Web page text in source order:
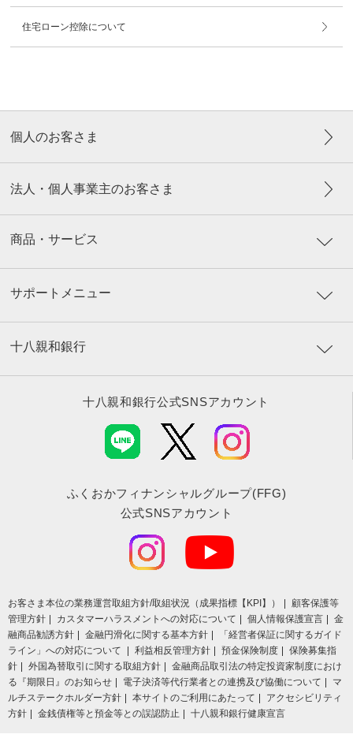
住宅ローン控除について
個人のお客さま
法人・個人事業主のお客さま
商品・サービス
サポートメニュー
十八親和銀行
十八親和銀行公式SNSアカウント
ふくおかフィナンシャルグループ(FFG)
公式SNSアカウント
お客さま本位の業務運営取組⽅針/取組状況（成果指標【KPI】）
顧客保護等
管理方針
カスタマーハラスメントへの対応について 個人情報保護宣言
金
融商品勧誘方針
金融円滑化に関する基本方針
「経営者保証に関するガイド
ライン」への対応について
利益相反管理方針 預金保険制度
保険募集指
針
外国為替取引に関する取組方針
金融商品取引法の特定投資家制度におけ
る『期限日』のお知らせ
電子決済等代行業者との連携及び協働について
マ
ルチステークホルダー方針
本サイトのご利用にあたって
アクセシビリティ
方針
金銭債権等と預金等との誤認防止 十八親和銀行健康宣言